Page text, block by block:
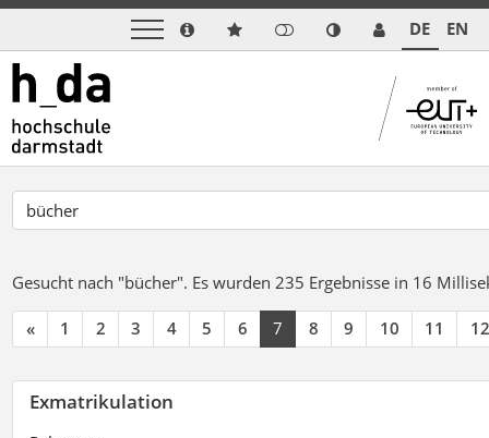
DE EN
Gesucht nach "bücher". Es wurden 235 Ergebnisse in 16
« 1 2 3 4 5 6 7 8 9 10 11 12
Exmatrikulation